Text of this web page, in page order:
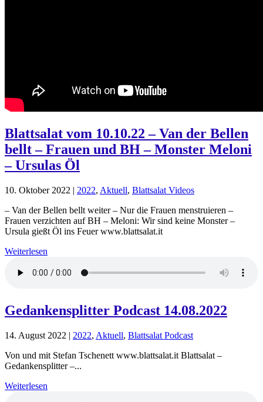
Blattsalat vom 10.10.22 – Van der Bellen
bellt – Frauen und BH – Monster Meloni
– Ursulas Öl
10. Oktober 2022 | 2022, Aktuell, Blattsalat Videos
– Van der Bellen bellt weiter – Nur die Frauen menstruieren –
Frauen verzichten auf BH – Meloni: Wir sind keine Monster –
Ursula gießt Öl ins Feuer www.blattsalat.it
Weiterlesen
Gedankensplitter Podcast 14.08.2022
14. August 2022 | 2022, Aktuell, Blattsalat Podcast
Von und mit Stefan Tschenett www.blattsalat.it Blattsalat –
Gedankensplitter –...
Weiterlesen